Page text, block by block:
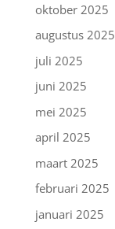
oktober 2025
augustus 2025
juli 2025
juni 2025
mei 2025
april 2025
maart 2025
februari 2025
januari 2025